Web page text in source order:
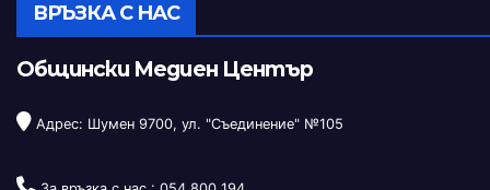
ВРЪЗКА С НАС
Общински Медиен Център
Адрес: Шумен 9700, ул. "Съединение" №105